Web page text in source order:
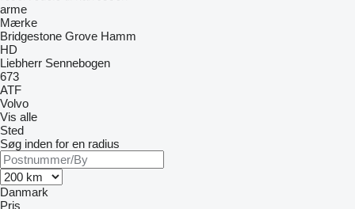
arme
Mærke
Bridgestone Grove Hamm
HD
Liebherr Sennebogen
673
ATF
Volvo
Vis alle
Sted
Søg inden for en radius
Danmark
Pris